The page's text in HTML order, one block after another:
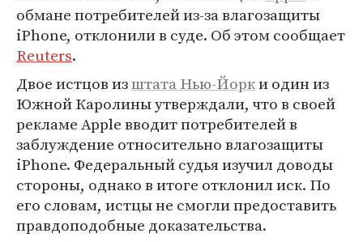
обмане потребителей из-за влагозащиты
iPhone, отклонили в суде. Об этом сообщает
Reuters.
Двое истцов изштата Нью-Йорки один из
Южной Каролины утверждали, что в своей
рекламе Apple вводит потребителей в
заблуждение относительно влагозащиты
iPhone. Федеральный судья изучил доводы
стороны, однако в итоге отклонил иск. По
его словам, истцы не смогли предоставить
правдоподобные доказательства.